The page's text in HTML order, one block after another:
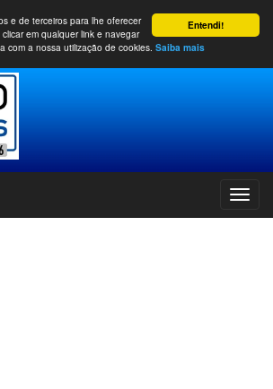
Entendi!
e de terceiros para lhe oferecer
em qualquer link e navegar
com a nossa utilização de cookies. Saiba mais